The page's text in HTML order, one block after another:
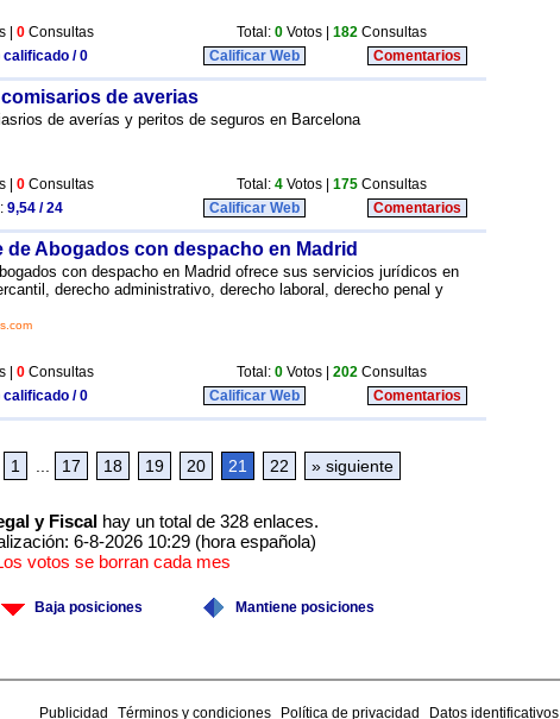
| 0 Consultas Total: 0 Votos | 182 Consultas
calificado / 0 Calificar Web Comentarios
de averias
de averías y peritos de seguros en Barcelona
| 0 Consultas Total: 4 Votos | 175 Consultas
9,54 / 24 Calificar Web Comentarios
de Abogados con despacho en Madrid
con despacho en Madrid ofrece sus servicios jurídicos en
derecho administrativo, derecho laboral, derecho penal y
| 0 Consultas Total: 0 Votos | 202 Consultas
calificado / 0 Calificar Web Comentarios
1 17 18 19 20 21 22 » siguiente
y Fiscal hay un total de 328 enlaces.
6-8-2026 10:29 (hora española)
votos se borran cada mes
Baja posiciones Mantiene posiciones
Publicidad Términos y condiciones Política de privacidad Datos identificativos